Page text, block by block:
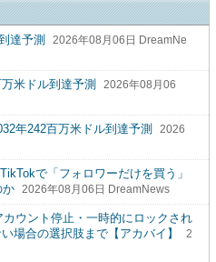
達予測
2026年08月06日 DreamNe
米ドル到達予測
2026年08月06
年242百万米ドル到達予測
2026
で「フォロワーだけを買う」
か
2026年08月06日 DreamNews
ウント停止・一時的にロックされ
場合の選択肢まで【アカバイ】
2